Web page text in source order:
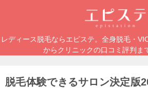
レディース脱毛ならエピステ。全身脱毛・
からクリニックの口コミ評判ま
脱毛体験できるサロン決定版